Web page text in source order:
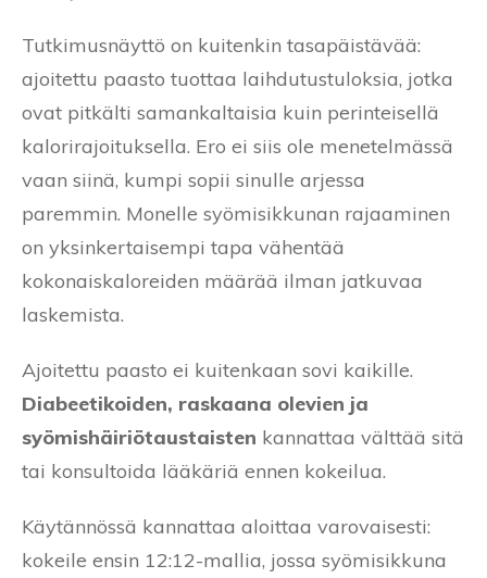
Tutkimusnäyttö on kuitenkin tasapäistävää:
ajoitettu paasto tuottaa laihdutustuloksia, jotka
ovat pitkälti samankaltaisia kuin perinteisellä
kalorirajoituksella. Ero ei siis ole menetelmässä
vaan siinä, kumpi sopii sinulle arjessa
paremmin. Monelle syömisikkunan rajaaminen
on yksinkertaisempi tapa vähentää
kokonaiskaloreiden määrää ilman jatkuvaa
laskemista.
Ajoitettu paasto ei kuitenkaan sovi kaikille.
Diabeetikoiden, raskaana olevien ja
syömishäiriötaustaisten kannattaa välttää sitä
tai konsultoida lääkäriä ennen kokeilua.
Käytännössä kannattaa aloittaa varovaisesti:
kokeile ensin 12:12-mallia, jossa syömisikkuna